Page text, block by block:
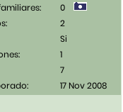
0
2
Si
1
7
17 Nov 2008